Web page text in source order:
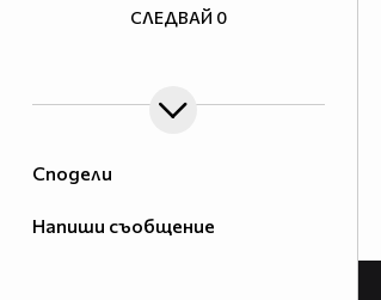
Сподели
Напиши съобщение
СЛЕДВАЙ 0